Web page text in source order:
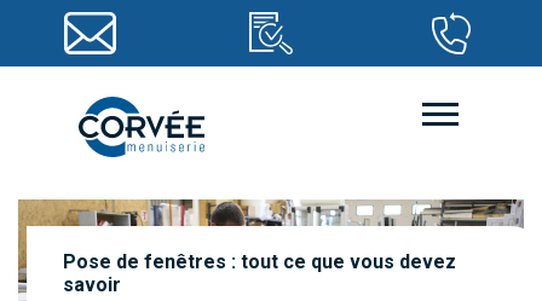
Pose de fenêtres : tout ce que vous devez
savoir